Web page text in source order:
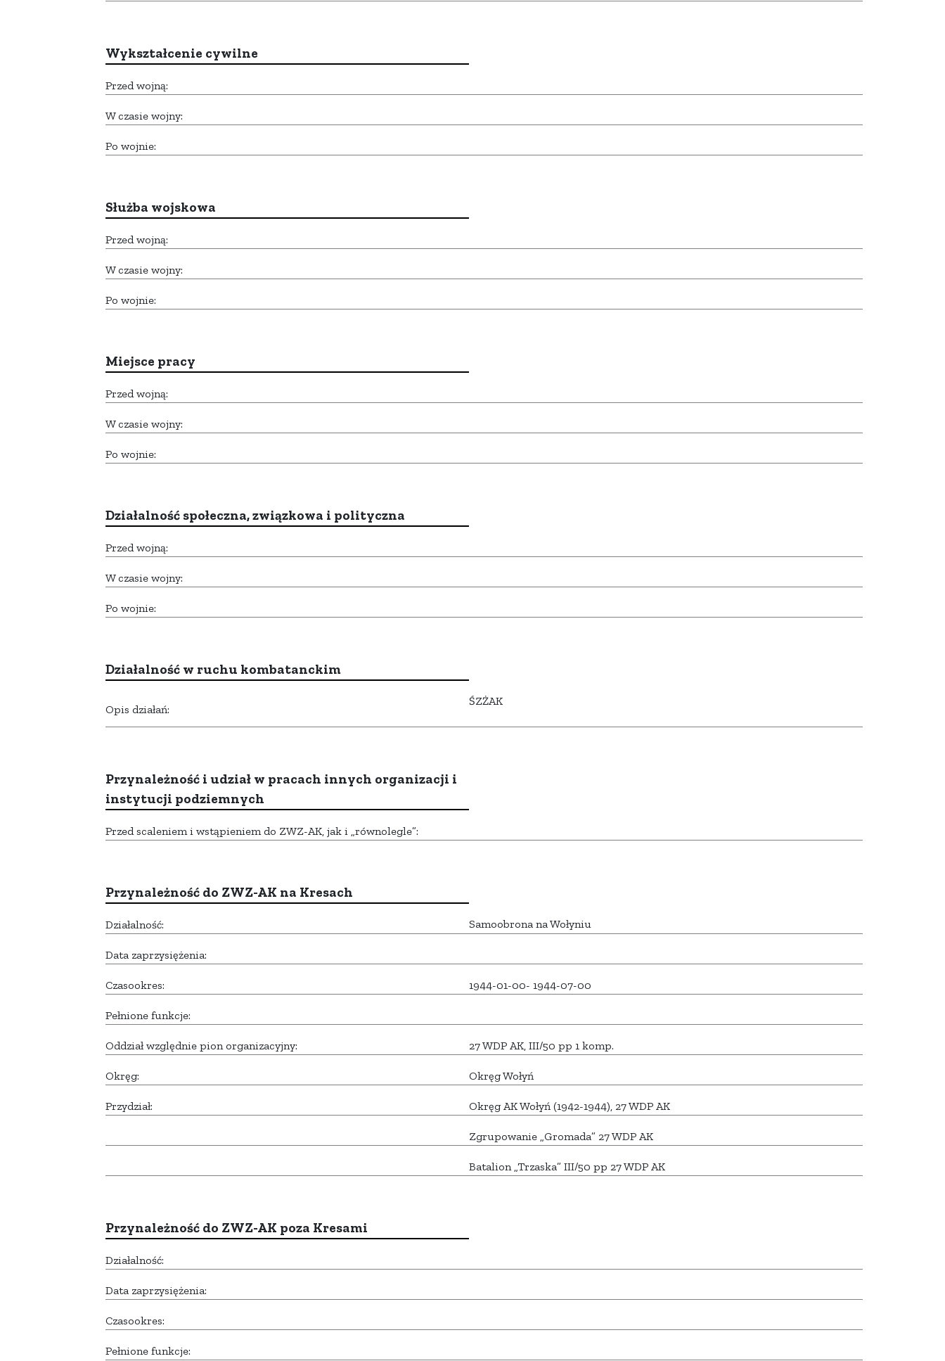
Wykształcenie cywilne
Przed wojną:
W czasie wojny:
Po wojnie:
Służba wojskowa
Przed wojną:
W czasie wojny:
Po wojnie:
Miejsce pracy
Przed wojną:
W czasie wojny:
Po wojnie:
Działalność społeczna, związkowa i polityczna
Przed wojną:
W czasie wojny:
Po wojnie:
Działalność w ruchu kombatanckim
Opis działań:
ŚZŻAK
Przynależność i udział w pracach innych organizacji i
instytucji podziemnych
Przed scaleniem i wstąpieniem do ZWZ-AK, jak i „równolegle”:
Przynależność do ZWZ-AK na Kresach
Działalność: Samoobrona na Wołyniu
Data zaprzysiężenia:
Czasookres: 1944-01-00- 1944-07-00
Pełnione funkcje:
Oddział względnie pion organizacyjny: 27 WDP AK, III/50 pp 1 komp.
Okręg: Okręg Wołyń
Przydział: Okręg AK Wołyń (1942-1944), 27 WDP AK
Zgrupowanie „Gromada” 27 WDP AK
Batalion „Trzaska” III/50 pp 27 WDP AK
Przynależność do ZWZ-AK poza Kresami
Działalność:
Data zaprzysiężenia:
Czasookres:
Pełnione funkcje: